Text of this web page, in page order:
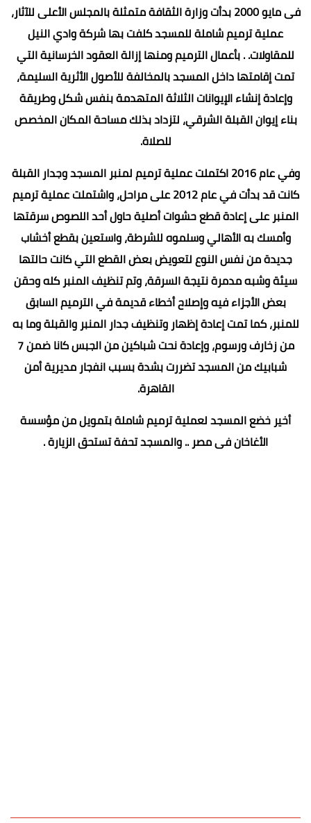
فى مايو 2000 بدأت وزارة الثقافة متمثلة بالمجلس الأعلى للآثار،
عملية ترميم شاملة للمسجد كلفت بها شركة وادي النيل
للمقاولات. . بأعمال الترميم ومنها إزالة العقود الخرسانية التي
تمت إقامتها داخل المسجد بالمخالفة للأصول الأثرية السليمة،
وإعادة إنشاء الإيوانات الثلاثة المتهدمة بنفس شكل وطريقة
بناء إيوان القبلة الشرقي، لتزداد بذلك مساحة المكان المخصص
للصلاة.
وفي عام 2016 اكتملت عملية ترميم لمنبر المسجد وجدار القبلة
كانت قد بدأت في عام 2012 على مراحل، واشتملت عملية ترميم
المنبر على إعادة قطع حشوات أصلية حاول أحد اللصوص سرقتها
وأمسك به الأهالي وسلموه للشرطة، واستعين بقطع أخشاب
جديدة من نفس النوع لتعويض بعض القطع التي كانت حالتها
سيئة وشبه مدمرة نتيجة السرقة، وتم تنظيف المنبر كله وحقن
بعض الأجزاء فيه وإصلاح أخطاء قديمة في الترميم السابق
للمنبر، كما تمت إعادة إظهار وتنظيف جدار المنبر والقبلة وما به
من زخارف ورسوم، وإعادة نحت شباكين من الجبس كانا ضمن 7
شبابيك من المسجد تضررت بشدة بسبب انفجار مديرية أمن
القاهرة.
أخير خضع المسجد لعملية ترميم شاملة بتمويل من مؤسسة
الأغاخان فى مصر .. والمسجد تحفة تستحق الزيارة .